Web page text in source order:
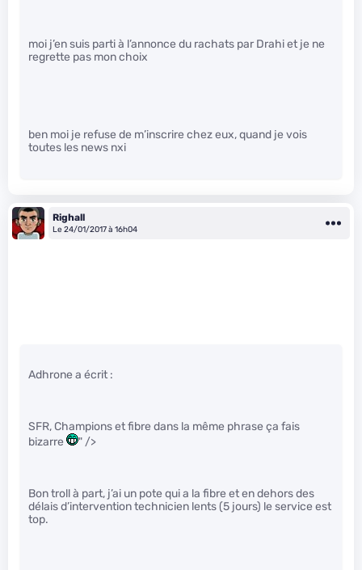
moi j’en suis parti à l’annonce du rachats par Drahi et je ne
regrette pas mon choix
ben moi je refuse de m’inscrire chez eux, quand je vois
toutes les news nxi
Righall
Le 24/01/2017 à 16h04
Adhrone a écrit :
SFR, Champions et fibre dans la même phrase ça fais
bizarre
" />
Bon troll à part, j’ai un pote qui a la fibre et en dehors des
délais d’intervention technicien lents (5 jours) le service est
top.